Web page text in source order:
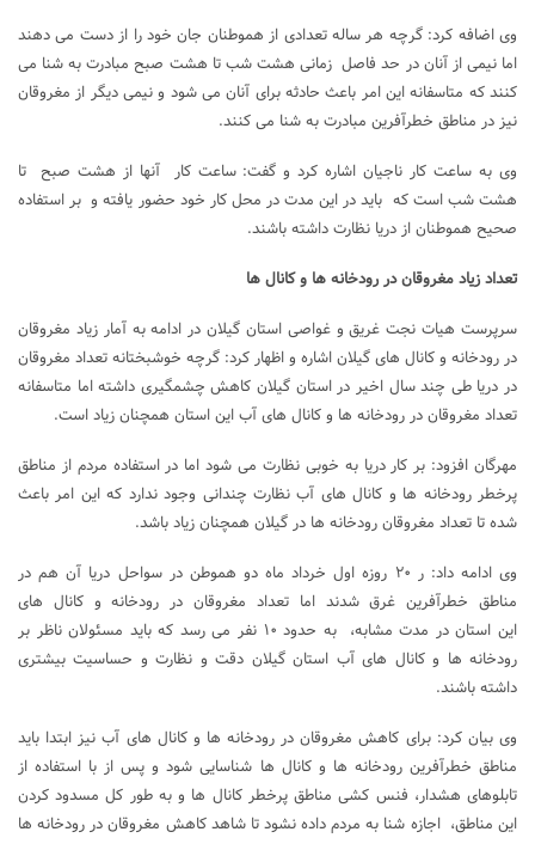
وی اضافه کرد: گرچه هر ساله تعدادی از هموطنان جان خود را از دست می دهند
اما نیمی از آنان در حد فاصل زمانی هشت شب تا هشت صبح مبادرت به شنا می
کنند که متاسفانه این امر باعث حادثه برای آنان می شود و نیمی دیگر از مغروقان
نیز در مناطق خطرآفرین مبادرت به شنا می کنند.
وی به ساعت کار ناجیان اشاره کرد و گفت: ساعت کار آنها از هشت صبح تا
هشت شب است که باید در این مدت در محل کار خود حضور یافته و بر استفاده
صحیح هموطنان از دریا نظارت داشته باشند.
تعداد زیاد مغروقان در رودخانه ها و کانال ها
سرپرست هیات نجت غریق و غواصی استان گیلان در ادامه به آمار زیاد مغروقان
در رودخانه و کانال های گیلان اشاره و اظهار کرد: گرچه خوشبختانه تعداد مغروقان
در دریا طی چند سال اخیر در استان گیلان کاهش چشمگیری داشته اما متاسفانه
تعداد مغروقان در رودخانه ها و کانال های آب این استان همچنان زیاد است.
مهرگان افزود: بر کار دریا به خوبی نظارت می شود اما در استفاده مردم از مناطق
پرخطر رودخانه ها و کانال های آب نظارت چندانی وجود ندارد که این امر باعث
شده تا تعداد مغروقان رودخانه ها در گیلان همچنان زیاد باشد.
وی ادامه داد: ر ۲۰ روزه اول خرداد ماه دو هموطن در سواحل دریا آن هم در
مناطق خطرآفرین غرق شدند اما تعداد مغروقان در رودخانه و کانال های
این استان در مدت مشابه، به حدود ۱۰ نفر می رسد که باید مسئولان ناظر بر
رودخانه ها و کانال های آب استان گیلان دقت و نظارت و حساسیت بیشتری
داشته باشند.
وی بیان کرد: برای کاهش مغروقان در رودخانه ها و کانال های آب نیز ابتدا باید
مناطق خطرآفرین رودخانه ها و کانال ها شناسایی شود و پس از با استفاده از
تابلوهای هشدار، فنس کشی مناطق پرخطر کانال ها و به طور کل مسدود کردن
این مناطق، اجازه شنا به مردم داده نشود تا شاهد کاهش مغروقان در رودخانه ها